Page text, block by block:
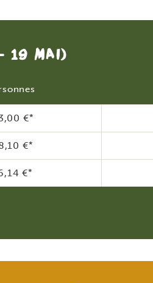
19 MAI)
€*
€*
€*